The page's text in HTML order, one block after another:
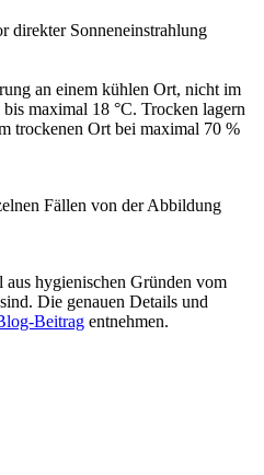
direkter Sonneneinstrahlung
an einem kühlen Ort, nicht im
maximal 18 °C. Trocken lagern
trockenen Ort bei maximal 70 %
Fällen von der Abbildung
aus hygienischen Gründen vom
Die genauen Details und
Beitrag entnehmen.